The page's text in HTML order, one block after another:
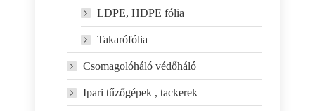
LDPE, HDPE fólia
Takarófólia
Csomagolóháló védőháló
Ipari tűzőgépek , tackerek